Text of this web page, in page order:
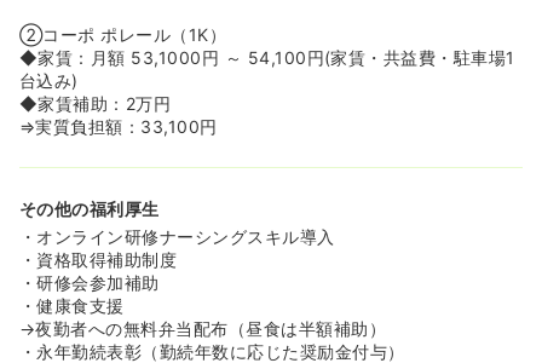
②コーポ ポレール（1K）
◆家賃：月額 53,1000円 ～ 54,100円(家賃・共益費・駐車場1
台込み)
◆家賃補助：2万円
⇒実質負担額：33,100円
その他の福利厚生
・オンライン研修ナーシングスキル導入
・資格取得補助制度
・研修会参加補助
・健康食支援
→夜勤者への無料弁当配布（昼食は半額補助）
・永年勤続表彰（勤続年数に応じた奨励金付与）